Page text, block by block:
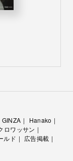
GINZA
Hanako
ロワッサン
ルド
広告掲載